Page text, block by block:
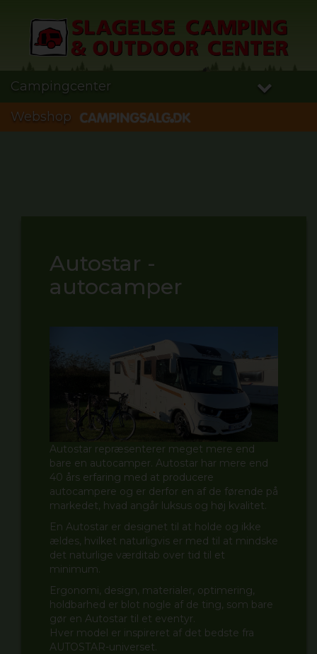
Campingcenter
Webshop
Autostar -
autocamper
Autostar repræsenterer meget mere end
bare en autocamper. Autostar har mere end
40 års erfaring med at producere
autocampere og er derfor en af de førende på
markedet, hvad angår luksus og høj kvalitet.
En Autostar er designet til at holde og ikke
ældes, hvilket naturligvis er med til at mindske
det naturlige værditab over tid til et
minimum.
Ergonomi, design, materialer, optimering,
holdbarhed er blot nogle af de ting, som bare
gør en Autostar til et eventyr.
Hver model er inspireret af det bedste fra
AUTOSTAR-universet.